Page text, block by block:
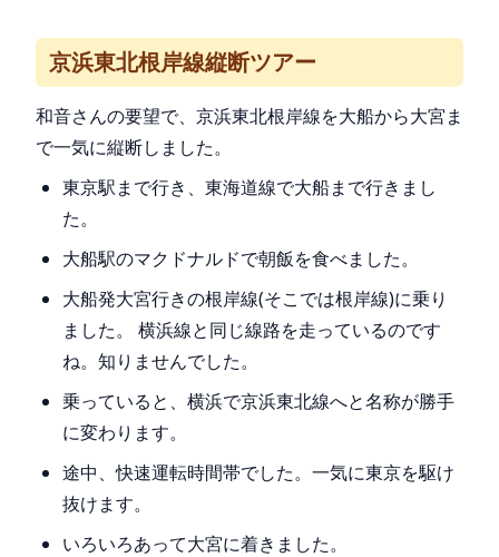
京浜東北根岸線縦断ツアー
和音さんの要望で、京浜東北根岸線を大船から大宮ま
で一気に縦断しました。
東京駅まで行き、東海道線で大船まで行きまし
た。
大船駅のマクドナルドで朝飯を食べました。
大船発大宮行きの根岸線(そこでは根岸線)に乗り
ました。 横浜線と同じ線路を走っているのです
ね。知りませんでした。
乗っていると、横浜で京浜東北線へと名称が勝手
に変わります。
途中、快速運転時間帯でした。一気に東京を駆け
抜けます。
いろいろあって大宮に着きました。